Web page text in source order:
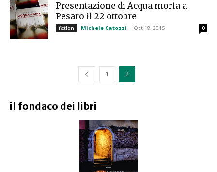
Presentazione di Acqua morta a
Pesaro il 22 ottobre
fiction Michele Catozzi - Oct 18, 2015 0
1 2
il fondaco dei libri